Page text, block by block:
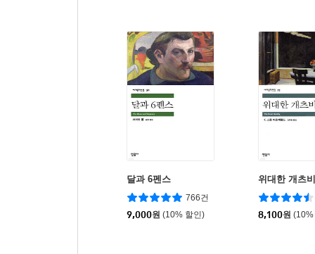
달과 6펜스
766건
9,000원 (10% 할인)
위대한 개츠비
8,100원 (10%